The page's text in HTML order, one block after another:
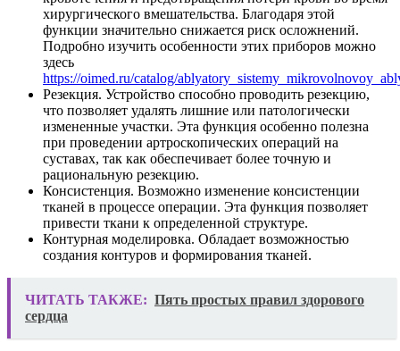
хирургического вмешательства. Благодаря этой
функции значительно снижается риск осложнений.
Подробно изучить особенности этих приборов можно
здесь
https://oimed.ru/catalog/
Резекция. Устройство способно проводить резекцию,
что позволяет удалять лишние или патологически
измененные участки. Эта функция особенно полезна
при проведении артроскопических операций на
суставах, так как обеспечивает более точную и
рациональную резекцию.
Консистенция. Возможно изменение консистенции
тканей в процессе операции. Эта функция позволяет
привести ткани к определенной структуре.
Контурная моделировка. Обладает возможностью
создания контуров и формирования тканей.
ЧИТАТЬ ТАКЖЕ: Пять простых правил здорового
сердца